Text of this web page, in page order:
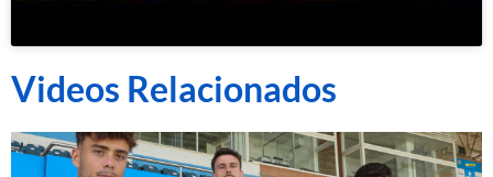
Videos Relacionados